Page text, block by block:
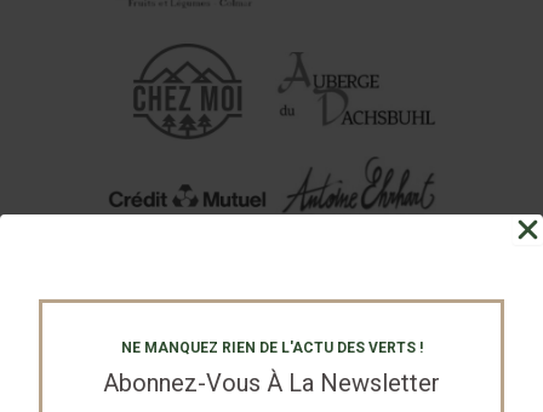
NE MANQUEZ RIEN DE L'ACTU DES VERTS !
Abonnez-Vous À La Newsletter